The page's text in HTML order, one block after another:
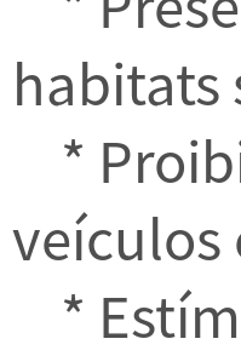
habitats
*
veículos
*